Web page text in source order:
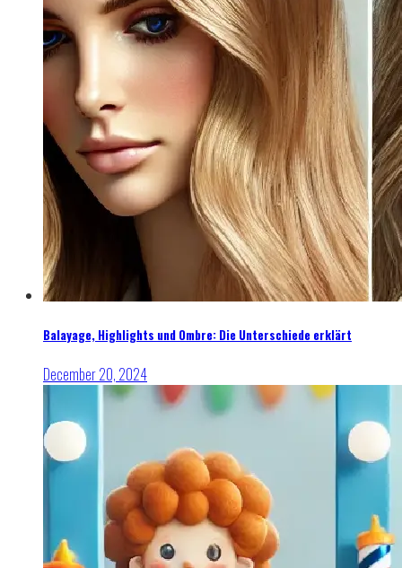
Balayage, Highlights und Ombre: Die Unterschiede erklärt
December 20, 2024